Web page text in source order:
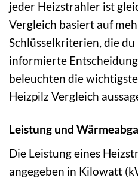
jeder Heizstrahler ist
Vergleich basiert auf
Schlüsselkriterien, die
informierte
beleuchten die
Heizpilz Vergleich
Leistung und
Die Leistung eines
angegeben in Kilowatt